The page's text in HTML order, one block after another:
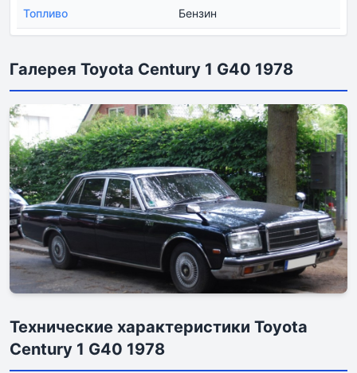
Топливо Бензин
Галерея Toyota Century 1 G40 1978
Технические характеристики Toyota
Century 1 G40 1978